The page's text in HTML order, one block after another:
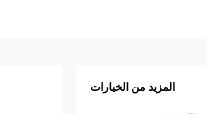
المزيد من الخيارات